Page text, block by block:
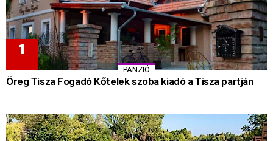
PANZIÓ
Öreg Tisza Fogadó Kőtelek szoba kiadó a Tisza partján